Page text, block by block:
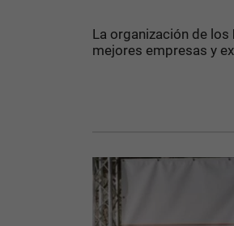
La organización de los
mejores empresas y